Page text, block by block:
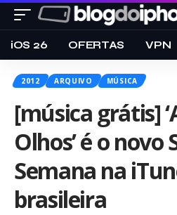
iOS 26 OFERTAS VPN
2012 ARQUIVO MÚSICA
[música grátis]
Olhos’ é o novo
Semana na
brasileira